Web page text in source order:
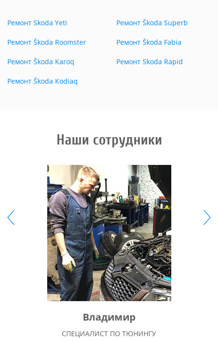
Ремонт Skoda Yeti
Ремонт Škoda Roomster
Ремонт Škoda Karoq
Ремонт Škoda Kodiaq
Ремонт Škoda Superb
Ремонт Škoda Fabia
Ремонт Skoda Rapid
Наши сотрудники
Владимир
СПЕЦИАЛИСТ ПО ТЮНИНГУ